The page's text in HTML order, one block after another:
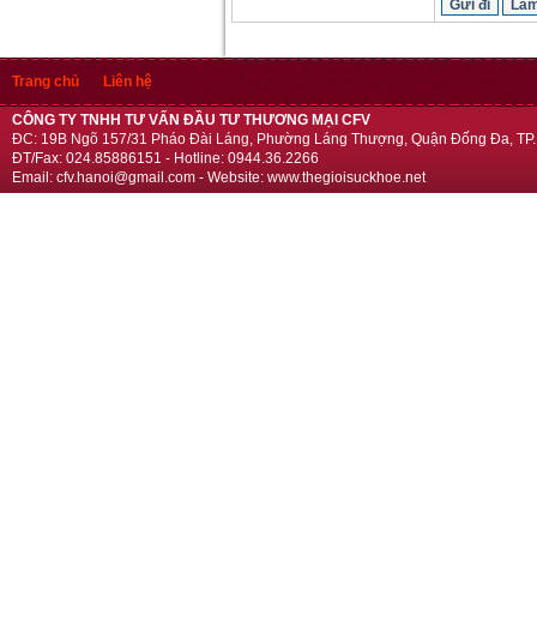
Trang chủ Liên hệ
CÔNG TY TNHH TƯ VẤN ĐẦU TƯ THƯƠNG MẠI CFV
ĐC: 19B Ngõ 157/31 Pháo Đài Láng, Phường Láng Thượng, Quận Đống Đa,
ĐT/Fax: 024.85886151 - Hotline: 0944.36.2266
Email: cfv.hanoi@gmail.com - Website: www.thegioisuckhoe.net